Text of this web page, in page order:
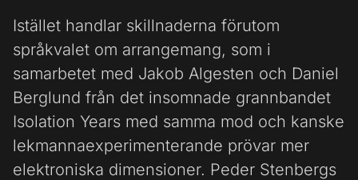
Istället handlar skillnaderna förutom
språkvalet om arrangemang, som i
samarbetet med Jakob Algesten och Daniel
Berglund från det insomnade grannbandet
Isolation Years med samma mod och kanske
lekmannaexperimenterande prövar mer
elektroniska dimensioner. Peder Stenbergs